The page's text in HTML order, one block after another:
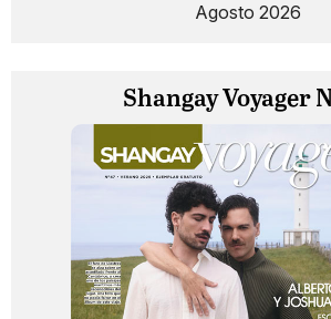
Agosto 2026
Shangay Voyager